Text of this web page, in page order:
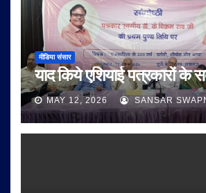
मीडिया संसार
याद किये एशियाई पत्रकारों के
MAY 12, 2026 SANSAR